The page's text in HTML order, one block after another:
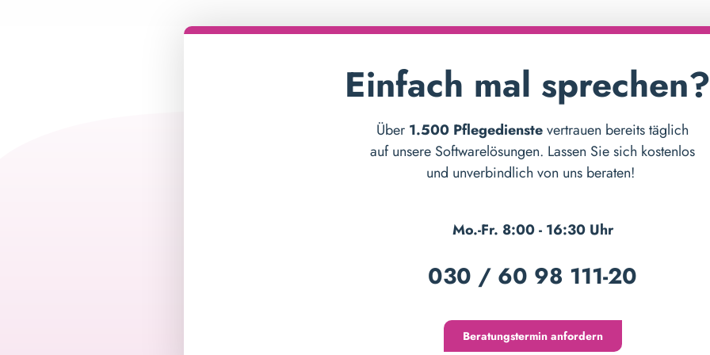
Einfach mal
Über 1.500 Pflegedienstevertrauen bereits täglich
auf unsere Softwarelösungen. Lassen Sie sich kostenlos
und unverbindlich von uns beraten!
Mo.-Fr. 8:00 - 16:30 Uhr
030 / 60 98 111-20
Beratungstermin anfordern